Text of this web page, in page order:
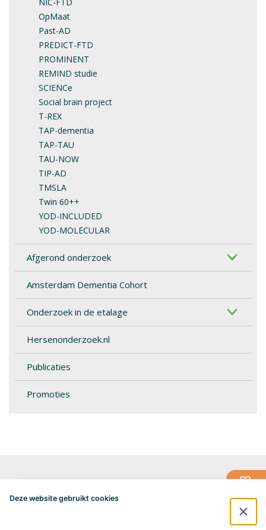
OpMaat
Past-AD
PREDICT-FTD
PROMINENT
REMIND studie
SCIENCe
Social brain project
T-REX
TAP-dementia
TAP-TAU
TAU-NOW
TIP-AD
TMSLA
Twin 60++
YOD-INCLUDED
YOD-MOLECULAR
Afgerond onderzoek
Amsterdam Dementia Cohort
Onderzoek in de etalage
Hersenonderzoek.nl
Publicaties
Promoties
Postbus 7057
Deze website gebruikt cookies